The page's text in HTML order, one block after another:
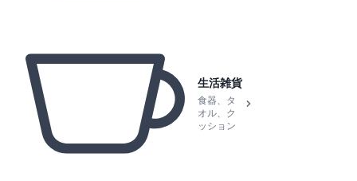
生活雑貨
食器、タ
オル、ク
ッション